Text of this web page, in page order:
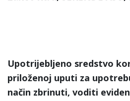
Upotrijebljeno sredstvo
priloženoj uputi za
način zbrinuti, voditi